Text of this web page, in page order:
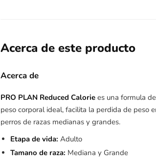
Acerca de este producto
Acerca de
PRO PLAN Reduced Calorie es una formula
peso corporal ideal, facilita la perdida de peso
perros de razas medianas y grandes.
Etapa de vida: Adulto
Tamano de raza: Mediana y Grande